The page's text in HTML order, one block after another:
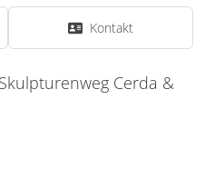
Kontakt
Cerda &